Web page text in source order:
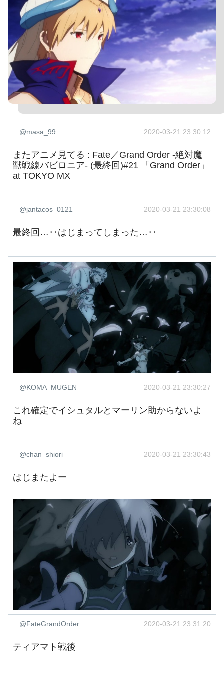
@masa_99 2020-03-21 23:30:12
またアニメ見てる : Fate／Grand Order -絶対魔
獣戦線バビロニア- (最終回)#21 「Grand Order」
at TOKYO MX
@jantacos_0121 2020-03-21 23:30:08
最終回…‥はじまってしまった…‥
@KOMA_MUGEN 2020-03-21 23:30:27
これ確定でイシュタルとマーリン助からないよ
ね
@chan_shiori 2020-03-21 23:30:43
はじまたよー
@FateGrandOrder 2020-03-21 23:31:20
ティアマト戦後